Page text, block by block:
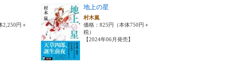
2,250円＋
地上の星
村木嵐
価格：825円（本体750円＋
税）
【2024年06月発売】